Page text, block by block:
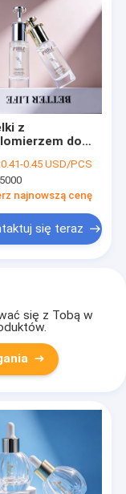
z
do
z szklanym
idealne do
produktów
0.41-0.45 USD/PCS
5000
najnowszą cenę
się teraz
się z Tobą w